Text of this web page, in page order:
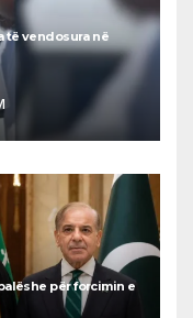
të vendosura në
për forcimin e